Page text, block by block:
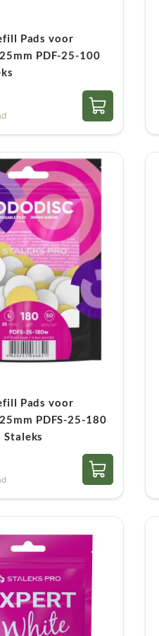
Pads voor
PDF-25-100
Pads voor
PDFS-25-180